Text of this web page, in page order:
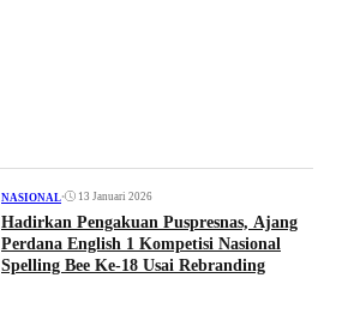
NASIONAL• 13 Januari 2026
Hadirkan Pengakuan Puspresnas, Ajang
Perdana English 1 Kompetisi Nasional
Spelling Bee Ke-18 Usai Rebranding